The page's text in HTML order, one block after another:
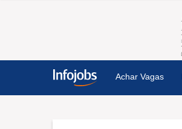
Achar Vagas